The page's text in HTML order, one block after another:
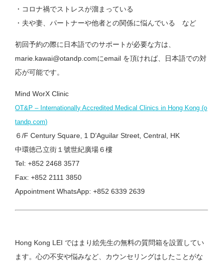
・コロナ禍でストレスが溜まっている
・夫や妻、パートナーや他者との関係に悩んでいる など
初回予約の際に日本語でのサポートが必要な方は、
marie.kawai@otandp.comにemail を頂ければ、日本語での対
応が可能です。
Mind WorX Clinic
OT&P – Internationally Accredited Medical Clinics in Hong Kong (o
tandp.com)
６/F Century Square, 1 D’Aguilar Street, Central, HK
中環徳己立街１號世紀廣場６樓
Tel: +852 2468 3577
Fax: +852 2111 3850
Appointment WhatsApp: +852 6339 2639
Hong Kong LEI ではまり絵先生の無料の質問箱を設置してい
ます。心の不安や悩みなど、カウンセリングはしたことがな